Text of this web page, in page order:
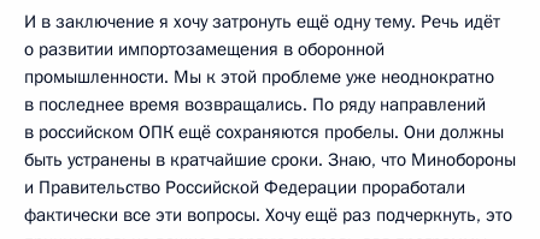
И в заключение я хочу затронуть ещё одну тему. Речь идёт
о развитии импортозамещения в оборонной
промышленности. Мы к этой проблеме уже неоднократно
в последнее время возвращались. По ряду направлений
в российском ОПК ещё сохраняются пробелы. Они должны
быть устранены в кратчайшие сроки. Знаю, что Минобороны
и Правительство Российской Федерации проработали
фактически все эти вопросы. Хочу ещё раз подчеркнуть, это